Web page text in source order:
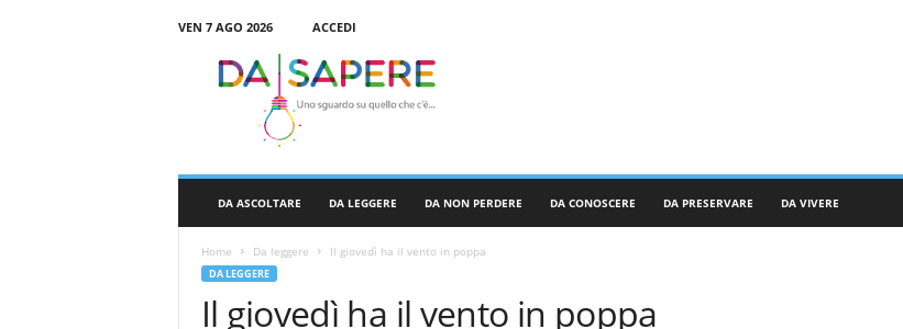
VEN 7 AGO 2026
ACCEDI
DA ASCOLTARE DA LEGGERE DA NON PERDERE DA CONOSCERE DA PRESERVARE DA VIVERE
Home Da leggere Il giovedì ha il vento in poppa
DA LEGGERE
Il giovedì ha il vento in poppa